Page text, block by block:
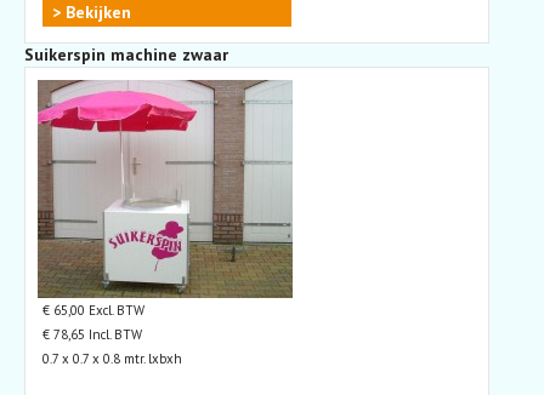
> Bekijken
Suikerspin machine zwaar
€ 65,00 Excl. BTW
€ 78,65 Incl. BTW
0.7 x 0.7 x 0.8 mtr. lxbxh